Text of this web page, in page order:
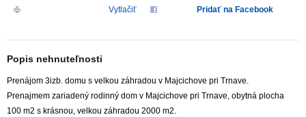
Vytlačiť
Pridať na Facebook
Popis nehnuteľnosti
Prenájom 3izb. domu s velkou záhradou v Majcichove pri Trnave.
Prenajmem zariadený rodinný dom v Majcichove pri Trnave, obytná plocha
100 m2 s krásnou, velkou záhradou 2000 m2.